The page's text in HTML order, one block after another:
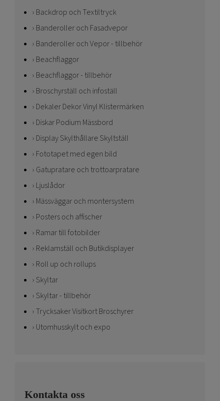
Backdrop och Textiltryck
Banderoller och Fasadvepor
Banderoller och Vepor - tillbehör
Beachflaggor
Beachflaggor - tillbehör
Broschyrställ och infoställ
Dekaler Dekor Vinyl Klistermärken
Diskar Podium Mässbord
Display Skylthållare Skyltställ
Fototapet med egen bild
Gatupratare och trottoarpratare
Ljuslådor
Mässväggar och montersystem
Posters och affischer
Ramar till fotobilder
Reklamställ och Butikdisplayer
Roll up och rollups
Skyltar
Skyltar - tillbehör
Trycksaker Visitkort Broschyrer
Utomhusskylt och expo
Kontakta oss